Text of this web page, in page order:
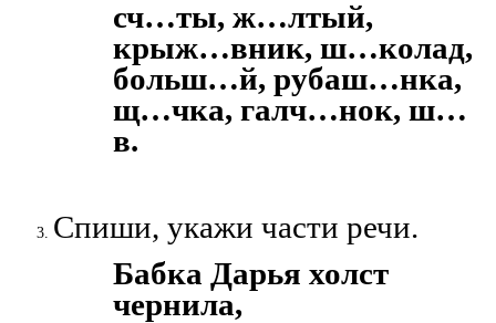
сч…ты, ж…лтый,
крыж…вник, ш…колад,
больш…й, рубаш…нка,
щ…чка, галч…нок, ш…
в.
Спиши, укажи части речи.
Бабка Дарья холст
чернила,